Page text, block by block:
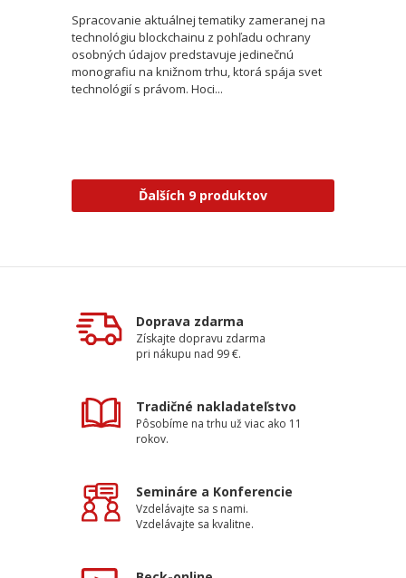
Spracovanie aktuálnej tematiky zameranej na
technológiu blockchainu z pohľadu ochrany
osobných údajov predstavuje jedinečnú
monografiu na knižnom trhu, ktorá spája svet
technológií s právom. Hoci...
Ďalších 9 produktov
Doprava zdarma
Získajte dopravu zdarma
pri nákupu nad 99 €.
Tradičné nakladateľstvo
Pôsobíme na trhu už viac ako 11
rokov.
Semináre a Konferencie
Vzdelávajte sa s nami.
Vzdelávajte sa kvalitne.